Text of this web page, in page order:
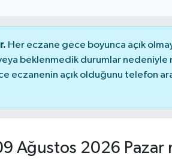
Her eczane gece boyunca açık
beklenmedik durumlar nedeniyle
eczanenin açık olduğunu telefon
Ağustos 2026 Pazar